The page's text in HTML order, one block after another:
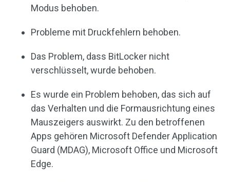
Modus behoben.
Probleme mit Druckfehlern behoben.
Das Problem, dass BitLocker nicht
verschlüsselt, wurde behoben.
Es wurde ein Problem behoben, das sich auf
das Verhalten und die Formausrichtung eines
Mauszeigers auswirkt. Zu den betroffenen
Apps gehören Microsoft Defender Application
Guard (MDAG), Microsoft Office und Microsoft
Edge.